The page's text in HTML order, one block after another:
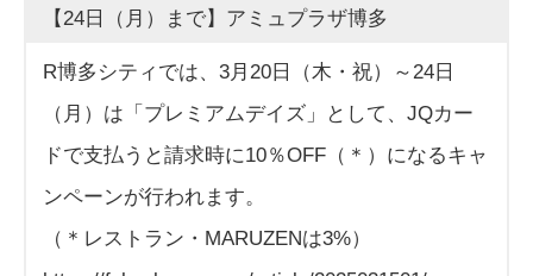
【24日（月）まで】アミュプラザ博多
R博多シティでは、3月20日（木・祝）～24日
（月）は「プレミアムデイズ」として、JQカー
ドで支払うと請求時に10％OFF（＊）になるキャ
ンペーンが行われます。
（＊レストラン・MARUZENは3%）